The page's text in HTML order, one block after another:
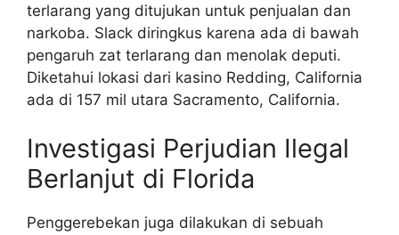
terlarang yang ditujukan untuk penjualan dan
narkoba. Slack diringkus karena ada di bawah
pengaruh zat terlarang dan menolak deputi.
Diketahui lokasi dari kasino Redding, California
ada di 157 mil utara Sacramento, California.
Investigasi Perjudian Ilegal
Berlanjut di Florida
Penggerebekan juga dilakukan di sebuah